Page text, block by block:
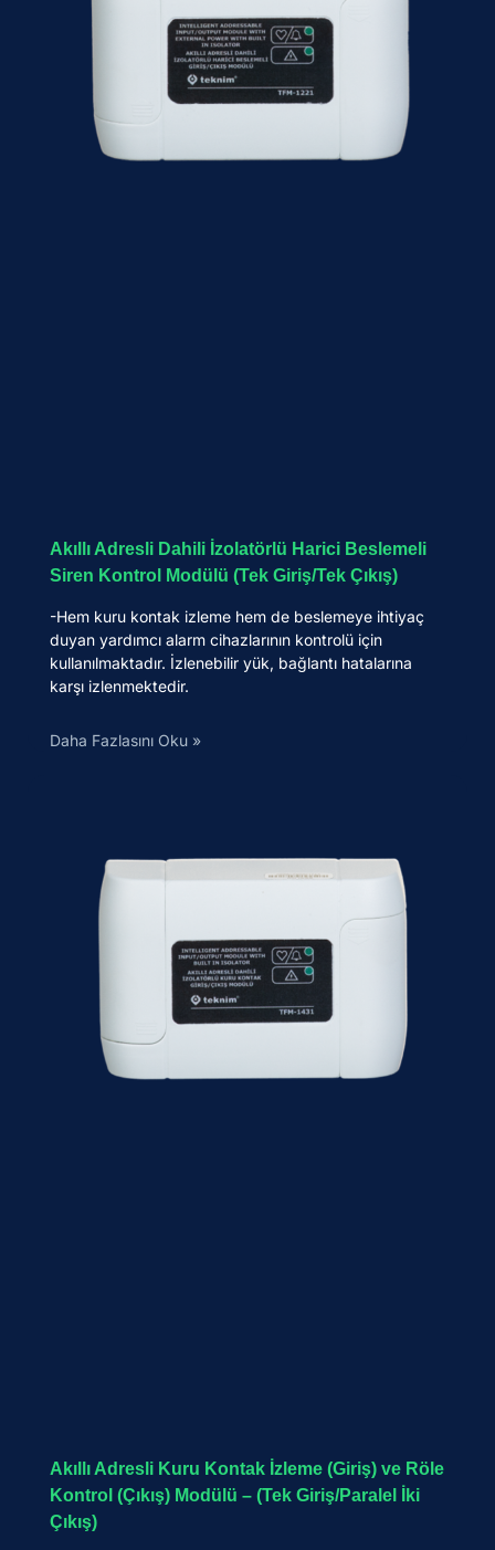
Akıllı Adresli Dahili İzolatörlü Harici Beslemeli
Siren Kontrol Modülü (Tek Giriş/Tek Çıkış)
-Hem kuru kontak izleme hem de beslemeye ihtiyaç
duyan yardımcı alarm cihazlarının kontrolü için
kullanılmaktadır. İzlenebilir yük, bağlantı hatalarına
karşı izlenmektedir.
Daha Fazlasını Oku »
Akıllı Adresli Kuru Kontak İzleme (Giriş) ve Röle
Kontrol (Çıkış) Modülü – (Tek Giriş/Paralel İki
Çıkış)